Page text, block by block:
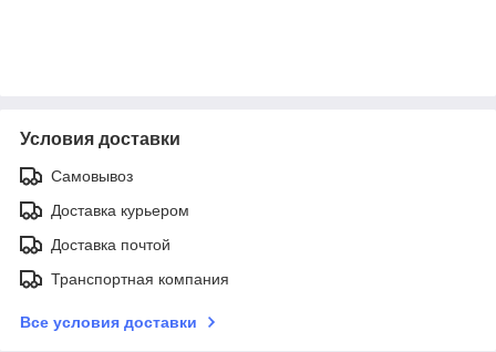
Условия доставки
Самовывоз
Доставка курьером
Доставка почтой
Транспортная компания
Все условия доставки